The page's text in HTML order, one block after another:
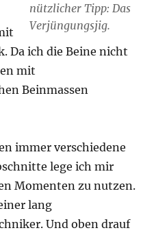
nützlicher Tipp: Das
Verjüngungsjig.
Da ich die Beine nicht
mit
Beinmassen
immer verschiedene
lege ich mir
Momenten zu nutzen.
lang
Und oben drauf